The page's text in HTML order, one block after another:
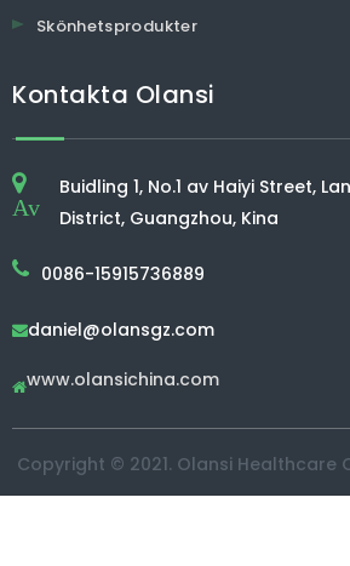
Skönhetsprodukter
Kontakta Olansi
Av
Buidling 1, No.1 av Haiyi Street,
District, Guangzhou, Kina
0086-15915736889
daniel@olansgz.com
www.olansichina.com
Copyright © 2021. Olansi Healthcare